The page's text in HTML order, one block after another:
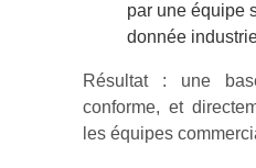
par une équipe
donnée
Résultat : une
conforme, et
les équipes